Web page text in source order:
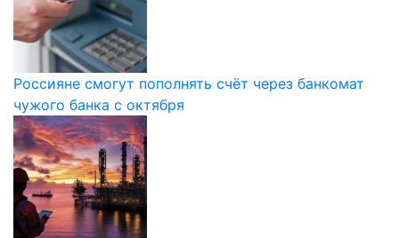
Россияне смогут пополнять счёт через банкомат
чужого банка с октября